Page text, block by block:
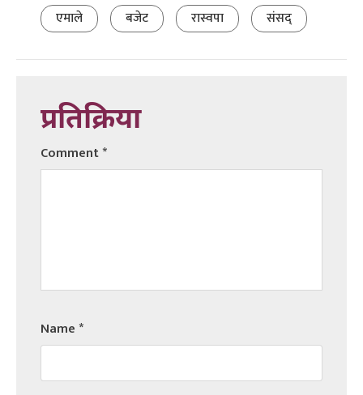
एमाले
बजेट रास्वपा संसद्
प्रतिक्रिया
Comment*
Name*